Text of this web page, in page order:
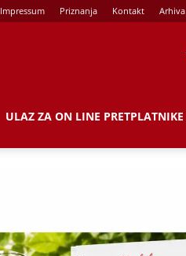
Impressum Priznanja Kontakt Arhiva
ULAZ ZA ON LINE PRETPLATNIKE